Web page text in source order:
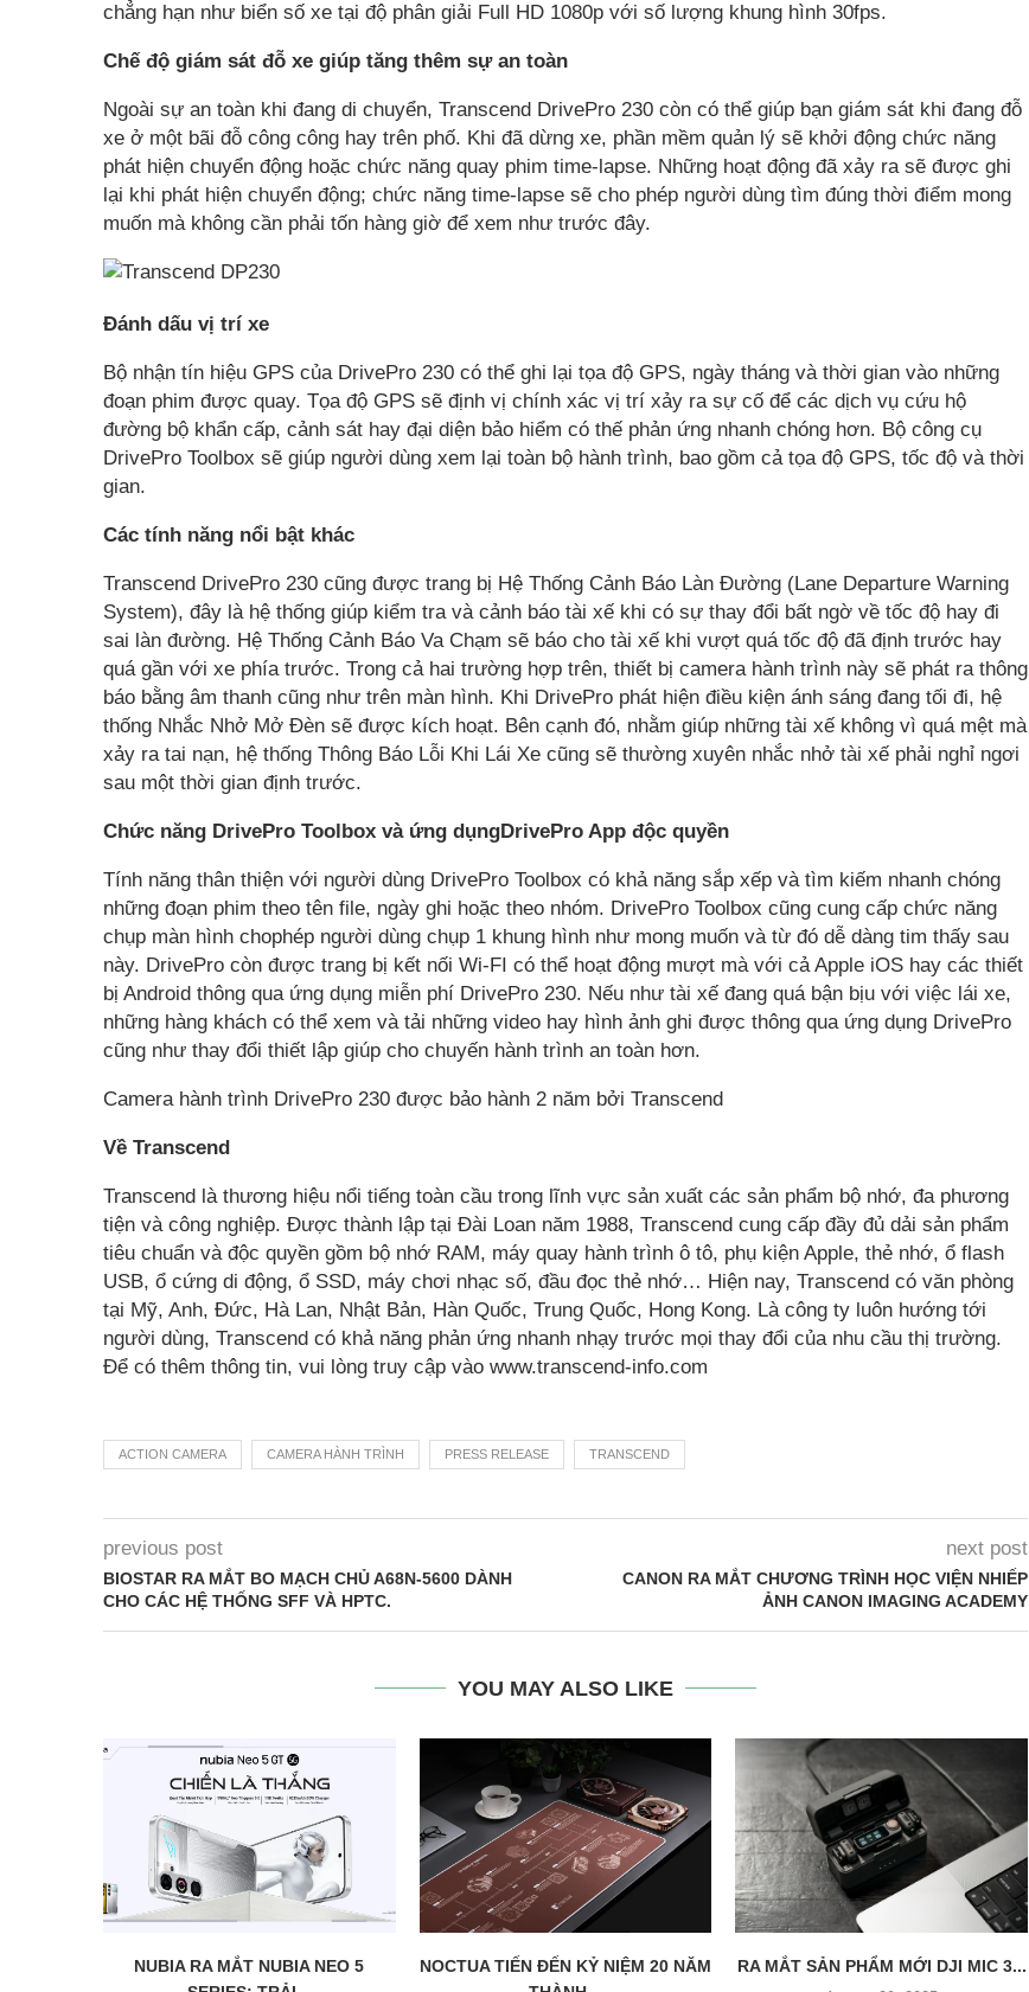
chẳng hạn như biển số xe tại độ phân giải Full HD 1080p với số lượng khung hình 30fps.
Chế độ giám sát đỗ xe giúp tăng thêm sự an toàn
Ngoài sự an toàn khi đang di chuyển, Transcend DrivePro 230 còn có thể giúp bạn giám sát khi đang đỗ
xe ở một bãi đỗ công công hay trên phố. Khi đã dừng xe, phần mềm quản lý sẽ khởi động chức năng
phát hiện chuyển động hoặc chức năng quay phim time-lapse. Những hoạt động đã xảy ra sẽ được ghi
lại khi phát hiện chuyển động; chức năng time-lapse sẽ cho phép người dùng tìm đúng thời điểm mong
muốn mà không cần phải tốn hàng giờ để xem như trước đây.
Đánh dấu vị trí xe
Bộ nhận tín hiệu GPS của DrivePro 230 có thể ghi lại tọa độ GPS, ngày tháng và thời gian vào những
đoạn phim được quay. Tọa độ GPS sẽ định vị chính xác vị trí xảy ra sự cố để các dịch vụ cứu hộ
đường bộ khẩn cấp, cảnh sát hay đại diện bảo hiểm có thế phản ứng nhanh chóng hơn. Bộ công cụ
DrivePro Toolbox sẽ giúp người dùng xem lại toàn bộ hành trình, bao gồm cả tọa độ GPS, tốc độ và thời
gian.
Các tính năng nổi bật khác
Transcend DrivePro 230 cũng được trang bị Hệ Thống Cảnh Báo Làn Đường (Lane Departure Warning
System), đây là hệ thống giúp kiểm tra và cảnh báo tài xế khi có sự thay đổi bất ngờ về tốc độ hay đi
sai làn đường. Hệ Thống Cảnh Báo Va Chạm sẽ báo cho tài xế khi vượt quá tốc độ đã định trước hay
quá gần với xe phía trước. Trong cả hai trường hợp trên, thiết bị camera hành trình này sẽ phát ra thông
báo bằng âm thanh cũng như trên màn hình. Khi DrivePro phát hiện điều kiện ánh sáng đang tối đi, hệ
thống Nhắc Nhở Mở Đèn sẽ được kích hoạt. Bên cạnh đó, nhằm giúp những tài xế không vì quá mệt mà
xảy ra tai nạn, hệ thống Thông Báo Lỗi Khi Lái Xe cũng sẽ thường xuyên nhắc nhở tài xế phải nghỉ ngơi
sau một thời gian định trước.
Chức năng DrivePro Toolbox và ứng dụngDrivePro App độc quyền
Tính năng thân thiện với người dùng DrivePro Toolbox có khả năng sắp xếp và tìm kiếm nhanh chóng
những đoạn phim theo tên file, ngày ghi hoặc theo nhóm. DrivePro Toolbox cũng cung cấp chức năng
chụp màn hình chophép người dùng chụp 1 khung hình như mong muốn và từ đó dễ dàng tim thấy sau
này. DrivePro còn được trang bị kết nối Wi-FI có thể hoạt động mượt mà với cả Apple iOS hay các thiết
bị Android thông qua ứng dụng miễn phí DrivePro 230. Nếu như tài xế đang quá bận bịu với việc lái xe,
những hàng khách có thể xem và tải những video hay hình ảnh ghi được thông qua ứng dụng DrivePro
cũng như thay đổi thiết lập giúp cho chuyến hành trình an toàn hơn.
Camera hành trình DrivePro 230 được bảo hành 2 năm bởi Transcend
Về Transcend
Transcend là thương hiệu nổi tiếng toàn cầu trong lĩnh vực sản xuất các sản phẩm bộ nhớ, đa phương
tiện và công nghiệp. Được thành lập tại Đài Loan năm 1988, Transcend cung cấp đầy đủ dải sản phẩm
tiêu chuẩn và độc quyền gồm bộ nhớ RAM, máy quay hành trình ô tô, phụ kiện Apple, thẻ nhớ, ổ flash
USB, ổ cứng di động, ổ SSD, máy chơi nhạc số, đầu đọc thẻ nhớ… Hiện nay, Transcend có văn phòng
tại Mỹ, Anh, Đức, Hà Lan, Nhật Bản, Hàn Quốc, Trung Quốc, Hong Kong. Là công ty luôn hướng tới
người dùng, Transcend có khả năng phản ứng nhanh nhạy trước mọi thay đổi của nhu cầu thị trường.
Để có thêm thông tin, vui lòng truy cập vào www.transcend-info.com
ACTION CAMERA CAMERA HÀNH TRÌNH PRESS RELEASE TRANSCEND
previous post
BIOSTAR RA MẮT BO MẠCH CHỦ A68N-5600 DÀNH
CHO CÁC HỆ THỐNG SFF VÀ HPTC.
next post
CANON RA MẮT CHƯƠNG TRÌNH HỌC VIỆN NHIẾP
ẢNH CANON IMAGING ACADEMY
YOU MAY ALSO LIKE
NUBIA RA MẮT NUBIA NEO 5
NOCTUA TIẾN ĐẾN KỶ NIỆM 20 NĂM
RA MẮT SẢN PHẨM MỚI DJI MIC 3...